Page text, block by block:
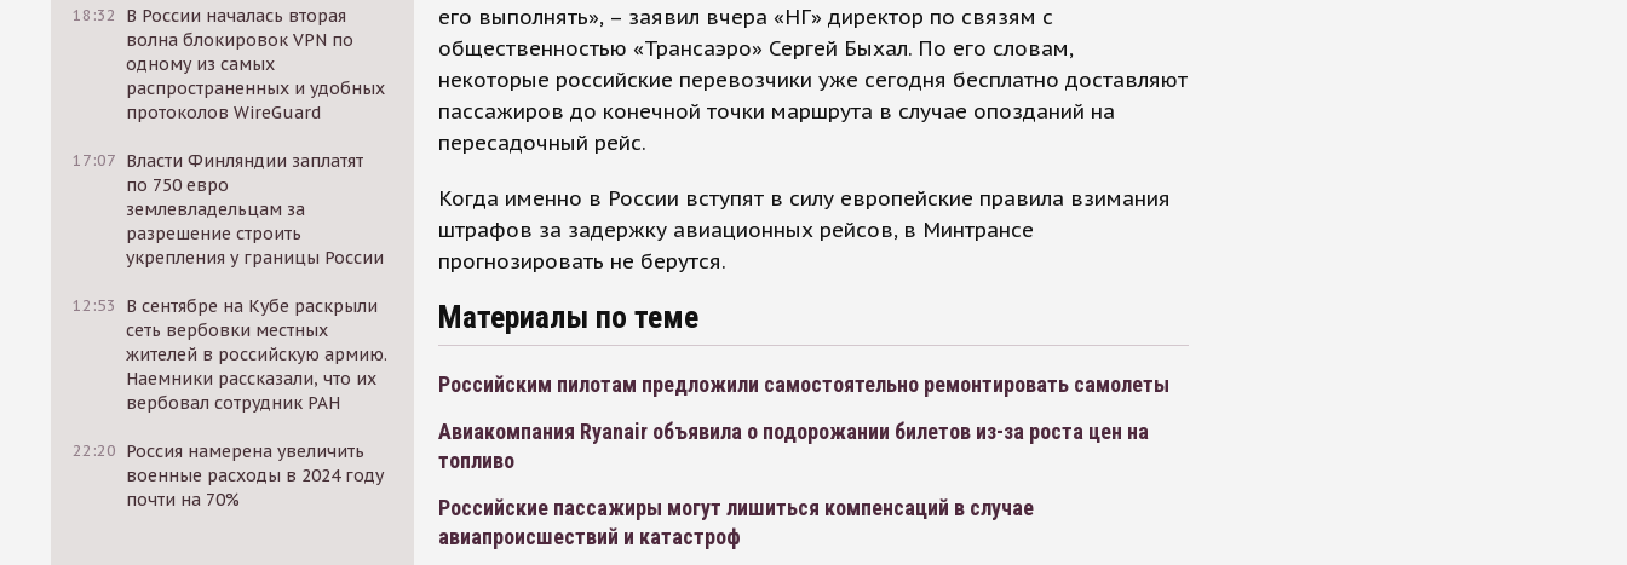
18:32
В России началась вторая
волна блокировок VPN по
одному из самых
распространенных и удобных
протоколов WireGuard
17:07 Власти Финляндии заплатят
по 750 евро
землевладельцам за
разрешение строить
укрепления у границы России
12:53
В сентябре на Кубе раскрыли
сеть вербовки местных
жителей в российскую армию.
Наемники рассказали, что их
вербовал сотрудник РАН
22:20 Россия намерена увеличить
военные расходы в 2024 году
почти на 70%
его выполнять», – заявил вчера «НГ» директор по связям с
общественностью «Трансаэро» Сергей Быхал. По его словам,
некоторые российские перевозчики уже сегодня бесплатно доставляют
пассажиров до конечной точки маршрута в случае опозданий на
пересадочный рейс.
Когда именно в России вступят в силу европейские правила взимания
штрафов за задержку авиационных рейсов, в Минтрансе
прогнозировать не берутся.
Материалы по теме
Российским пилотам предложили самостоятельно ремонтировать самолеты
Авиакомпания Ryanair объявила о подорожании билетов из-за роста цен на
топливо
Российские пассажиры могут лишиться компенсаций в случае
авиапроисшествий и катастроф